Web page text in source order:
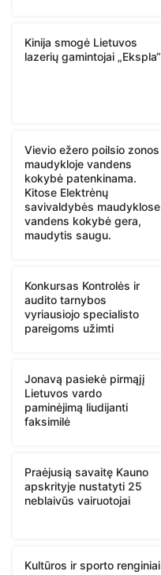
Kinija smogė Lietuvos
lazerių gamintojai „Ekspla“
Vievio ežero poilsio zonos
maudykloje vandens
kokybė patenkinama.
Kitose Elektrėnų
savivaldybės maudyklose
vandens kokybė gera,
maudytis saugu.
Konkursas Kontrolės ir
audito tarnybos
vyriausiojo specialisto
pareigoms užimti
Jonavą pasiekė pirmąjį
Lietuvos vardo
paminėjimą liudijanti
faksimilė
Praėjusią savaitę Kauno
apskrityje nustatyti 25
neblaivūs vairuotojai
Kultūros ir sporto renginiai